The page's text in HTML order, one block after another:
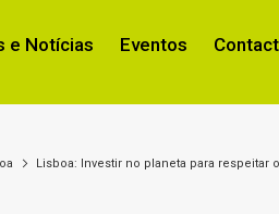
e Notícias Eventos
Lisboa: Investir no planeta para respeitar